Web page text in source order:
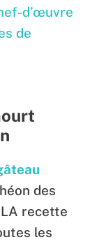
d’œuvre
de
des
LA recette
les